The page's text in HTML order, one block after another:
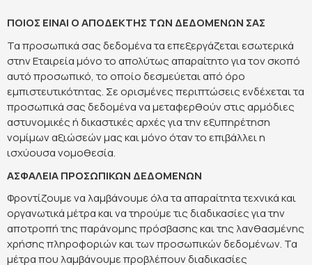
ΠΟΙΟΣ ΕΙΝΑΙ Ο ΑΠΟΔΕΚΤΗΣ ΤΩΝ ΔΕΔΟΜΕΝΩΝ ΣΑΣ
Τα προσωπικά σας δεδομένα τα επεξεργάζεται εσωτερικά
στην Εταιρεία μόνο το απολύτως απαραίτητο για τον σκοπό
αυτό προσωπικό, το οποίο δεσμεύεται από όρο
εμπιστευτικότητας. Σε ορισμένες περιπτώσεις ενδέχεται τα
προσωπικά σας δεδομένα να μεταφερθούν στις αρμόδιες
αστυνομικές ή δικαστικές αρχές για την εξυπηρέτηση
νομίμων αξιώσεών μας και μόνo όταν το επιβάλλει η
ισχύουσα νομοθεσία.
ΑΣΦΑΛΕΙΑ ΠΡΟΣΩΠΙΚΩΝ ΔΕΔΟΜΕΝΩΝ
Φροντίζουμε να λαμβάνουμε όλα τα απαραίτητα τεχνικά και
οργανωτικά μέτρα και να τηρούμε τις διαδικασίες για την
αποτροπή της παράνομης πρόσβασης και της λανθασμένης
χρήσης πληροφοριών και των προσωπικών δεδομένων. Τα
μέτρα που λαμβάνουμε προβλέπουν διαδικασίες